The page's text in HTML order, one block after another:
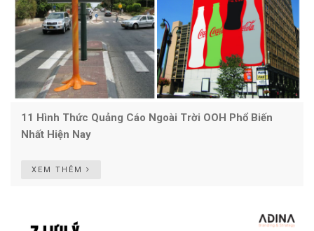
11 Hình Thức Quảng Cáo Ngoài Trời OOH Phổ Biến
Nhất Hiện Nay
XEM THÊM